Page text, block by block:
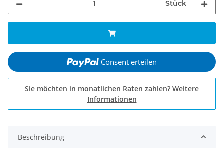
Stück
Consent erteilen
Sie möchten in monatlichen Raten zahlen? Weitere
Informationen
Beschreibung